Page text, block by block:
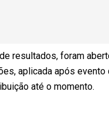
resultados, foram
aplicada após
até o momento.